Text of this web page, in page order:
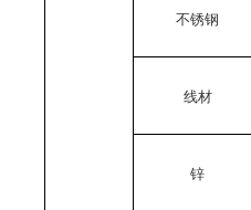
不锈钢
线材
锌